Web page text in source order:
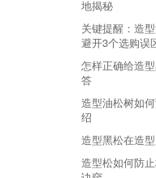
地揭秘
关键提醒：造
避开3个选购误
怎样正确给造
答
造型油松树如
绍
造型黑松在造
造型松如何防